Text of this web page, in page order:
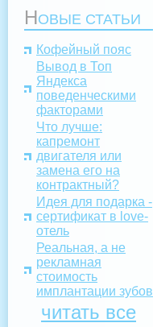
НОВЫЕ СТАТЬИ
Кофейный пояс
Вывод в Топ
Яндекса
поведенческими
факторами
Что лучше:
капремонт
двигателя или
замена его на
контрактный?
Идея для подарка -
сертификат в love-
отель
Реальная, а не
рекламная
стоимость
имплантации зубов
читать все